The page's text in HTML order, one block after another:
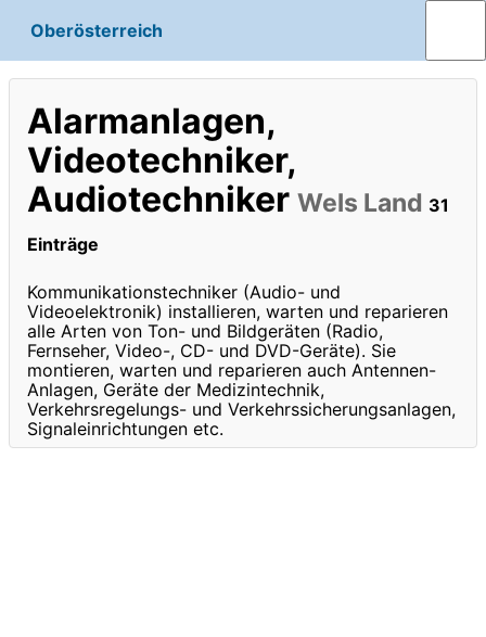
Oberösterreich
Alarmanlagen,
Videotechniker,
Audiotechniker Wels Land 31
Einträge
Kommunikationstechniker (Audio- und
Videoelektronik) installieren, warten und reparieren
alle Arten von Ton- und Bildgeräten (Radio,
Fernseher, Video-, CD- und DVD-Geräte). Sie
montieren, warten und reparieren auch Antennen-
Anlagen, Geräte der Medizintechnik,
Verkehrsregelungs- und Verkehrssicherungsanlagen,
Signaleinrichtungen etc.